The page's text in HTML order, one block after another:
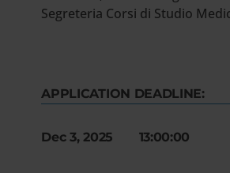
Segreteria Corsi di Studio
APPLICATION DEADLINE:
Dec 3, 2025 13:00:00